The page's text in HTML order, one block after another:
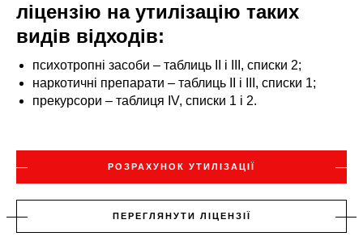
ліцензію на утилізацію таких
видів відходів:
психотропні засоби – таблиць II і ІІІ, списки 2;
наркотичні препарати – таблиць II і ІІІ, списки 1;
прекурсори – таблиця IV, списки 1 і 2.
РОЗРАХУНОК УТИЛІЗАЦІЇ
ПЕРЕГЛЯНУТИ ЛІЦЕНЗІЇ